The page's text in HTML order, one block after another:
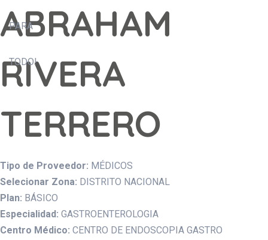
ABRAHAM
RIVERA
TERRERO
Tipo de Proveedor: MÉDICOS
Selecionar Zona: DISTRITO NACIONAL
Plan: BÁSICO
Especialidad: GASTROENTEROLOGIA
Centro Médico: CENTRO DE ENDOSCOPIA GASTRO